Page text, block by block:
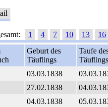
1 4 7 10 13
16
Geburt des
Täuflings
Taufe
Täuflings
03.03.1838
27.02.1838
04.03.1838